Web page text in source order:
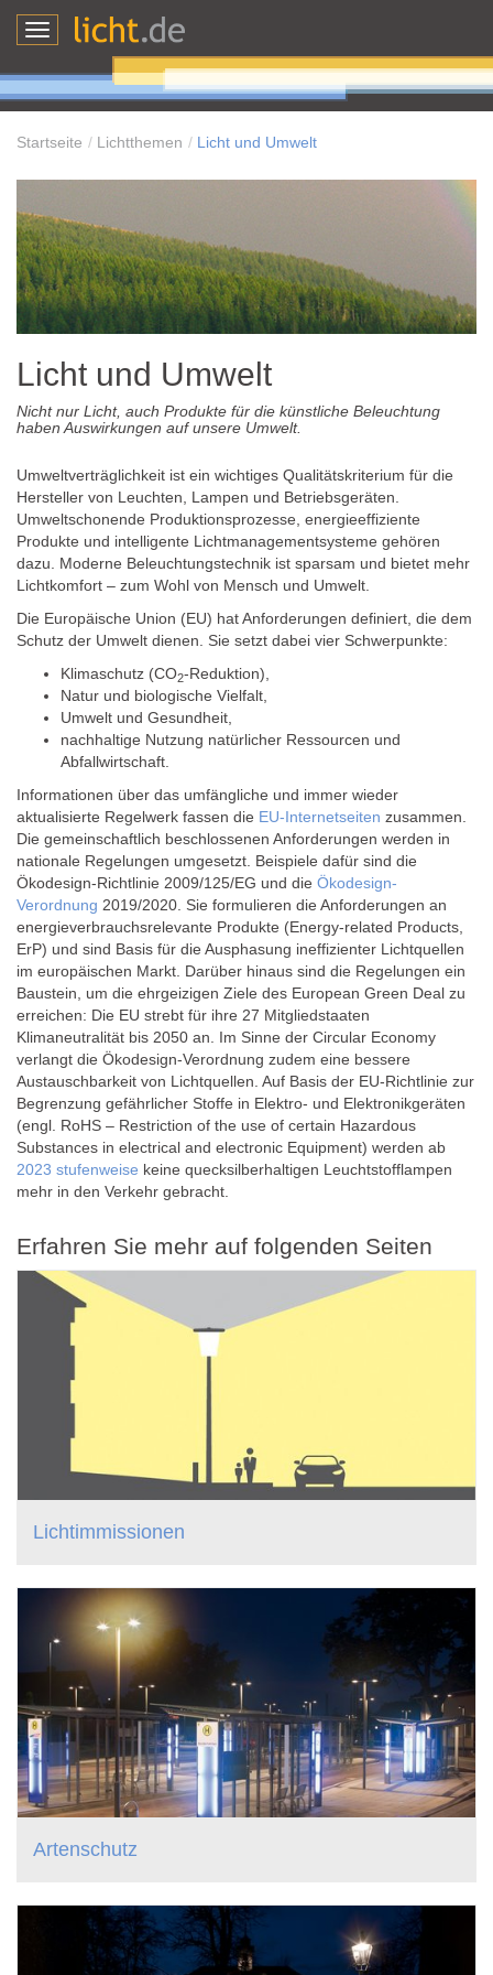
Toggle
Startseite Lichtthemen Licht und Umwelt
Licht und Umwelt
Nicht nur Licht, auch Produkte für die künstliche Beleuchtung
haben Auswirkungen auf unsere Umwelt.
Umweltverträglichkeit ist ein wichtiges Qualitätskriterium für die
Hersteller von Leuchten, Lampen und Betriebsgeräten.
Umweltschonende Produktionsprozesse, energieeffiziente
Produkte und intelligente Lichtmanagementsysteme gehören
dazu. Moderne Beleuchtungstechnik ist sparsam und bietet mehr
Lichtkomfort – zum Wohl von Mensch und Umwelt.
Die Europäische Union (EU) hat Anforderungen definiert, die dem
Schutz der Umwelt dienen. Sie setzt dabei vier Schwerpunkte:
Klimaschutz (CO2-Reduktion),
Natur und biologische Vielfalt,
Umwelt und Gesundheit,
nachhaltige Nutzung natürlicher Ressourcen und
Abfallwirtschaft.
Informationen über das umfängliche und immer wieder
aktualisierte Regelwerk fassen die EU-Internetseiten zusammen.
Die gemeinschaftlich beschlossenen Anforderungen werden in
nationale Regelungen umgesetzt. Beispiele dafür sind die
Ökodesign-Richtlinie 2009/125/EG und die Ökodesign-
Verordnung 2019/2020. Sie formulieren die Anforderungen an
energieverbrauchsrelevante Produkte (Energy-related Products,
ErP) und sind Basis für die Ausphasung ineffizienter Lichtquellen
im europäischen Markt. Darüber hinaus sind die Regelungen ein
Baustein, um die ehrgeizigen Ziele des European Green Deal zu
erreichen: Die EU strebt für ihre 27 Mitgliedstaaten
Klimaneutralität bis 2050 an. Im Sinne der Circular Economy
verlangt die Ökodesign-Verordnung zudem eine bessere
Austauschbarkeit von Lichtquellen. Auf Basis der EU-Richtlinie zur
Begrenzung gefährlicher Stoffe in Elektro- und Elektronikgeräten
(engl. RoHS – Restriction of the use of certain Hazardous
Substances in electrical and electronic Equipment) werden ab
2023 stufenweise keine quecksilberhaltigen Leuchtstofflampen
mehr in den Verkehr gebracht.
Erfahren Sie mehr auf folgenden Seiten
Lichtimmissionen
Artenschutz